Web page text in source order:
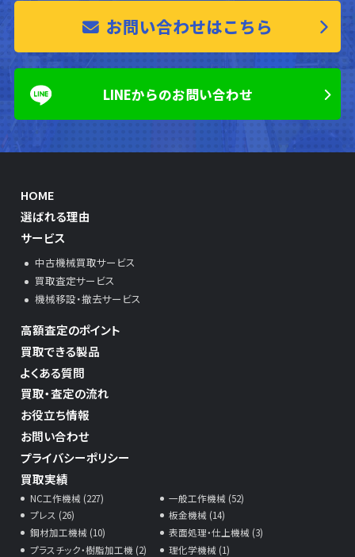
お問い合わせはこちら
LINEからのお問い合わせ
HOME
選ばれる理由
サービス
中古機械買取サービス
買取査定サービス
機械移設・撤去サービス
高額査定のポイント
買取できる製品
よくある質問
買取・査定の流れ
お役立ち情報
お問い合わせ
プライバシーポリシー
買取実績
NC工作機械 (227)
一般工作機械 (52)
プレス (26)
板金機械 (14)
鋼材加工機械 (10)
表面処理・仕上機械 (3)
プラスチック・樹脂加工機 (2)
理化学機械 (1)